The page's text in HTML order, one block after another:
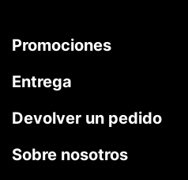
Promociones
Entrega
Devolver un pedido
Sobre nosotros